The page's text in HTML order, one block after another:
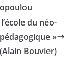
du néo-
»
(Alain Bouvier)